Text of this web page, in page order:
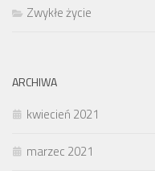
Zwykłe życie
ARCHIWA
kwiecień 2021
marzec 2021